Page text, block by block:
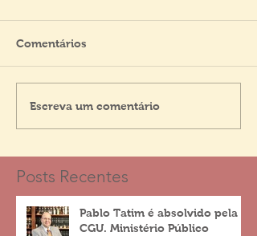
Comentários
Escreva um comentário
Posts Recentes
Pablo Tatim é absolvido pela
CGU. Ministério Público